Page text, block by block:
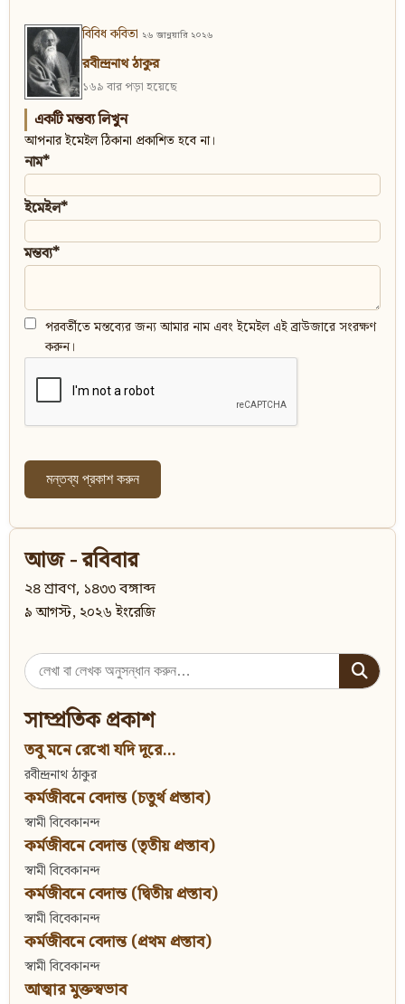
বিবিধ কবিতা ২৬ জানুয়ারি ২০২৬
রবীন্দ্রনাথ ঠাকুর
১৬৯ বার পড়া হয়েছে
একটি মন্তব্য লিখুন
আপনার ইমেইল ঠিকানা প্রকাশিত হবে না।
নাম*
ইমেইল*
মন্তব্য*
পরবর্তীতে মন্তব্যের জন্য আমার নাম এবং ইমেইল এই ব্রাউজারে সংরক্ষণ
করুন।
আজ - রবিবার
২৪ শ্রাবণ, ১৪৩৩ বঙ্গাব্দ
৯ আগস্ট, ২০২৬ ইংরেজি
Search
for:
সাম্প্রতিক প্রকাশ
তবু মনে রেখো যদি দূরে...
রবীন্দ্রনাথ ঠাকুর
কর্মজীবনে বেদান্ত (চতুর্থ প্রস্তাব)
স্বামী বিবেকানন্দ
কর্মজীবনে বেদান্ত (তৃতীয় প্রস্তাব)
স্বামী বিবেকানন্দ
কর্মজীবনে বেদান্ত (দ্বিতীয় প্রস্তাব)
স্বামী বিবেকানন্দ
কর্মজীবনে বেদান্ত (প্রথম প্রস্তাব)
স্বামী বিবেকানন্দ
আত্মার মুক্তস্বভাব